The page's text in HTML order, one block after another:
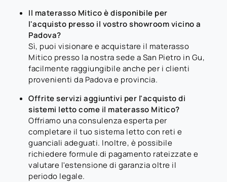
Il materasso Mitico è disponibile per
l'acquisto presso il vostro showroom vicino a
Padova?
Sì, puoi visionare e acquistare il materasso
Mitico presso la nostra sede a San Pietro in Gu,
facilmente raggiungibile anche per i clienti
provenienti da Padova e provincia.
Offrite servizi aggiuntivi per l'acquisto di
sistemi letto come il materasso Mitico?
Offriamo una consulenza esperta per
completare il tuo sistema letto con reti e
guanciali adeguati. Inoltre, è possibile
richiedere formule di pagamento rateizzate e
valutare l'estensione di garanzia oltre il
periodo legale.